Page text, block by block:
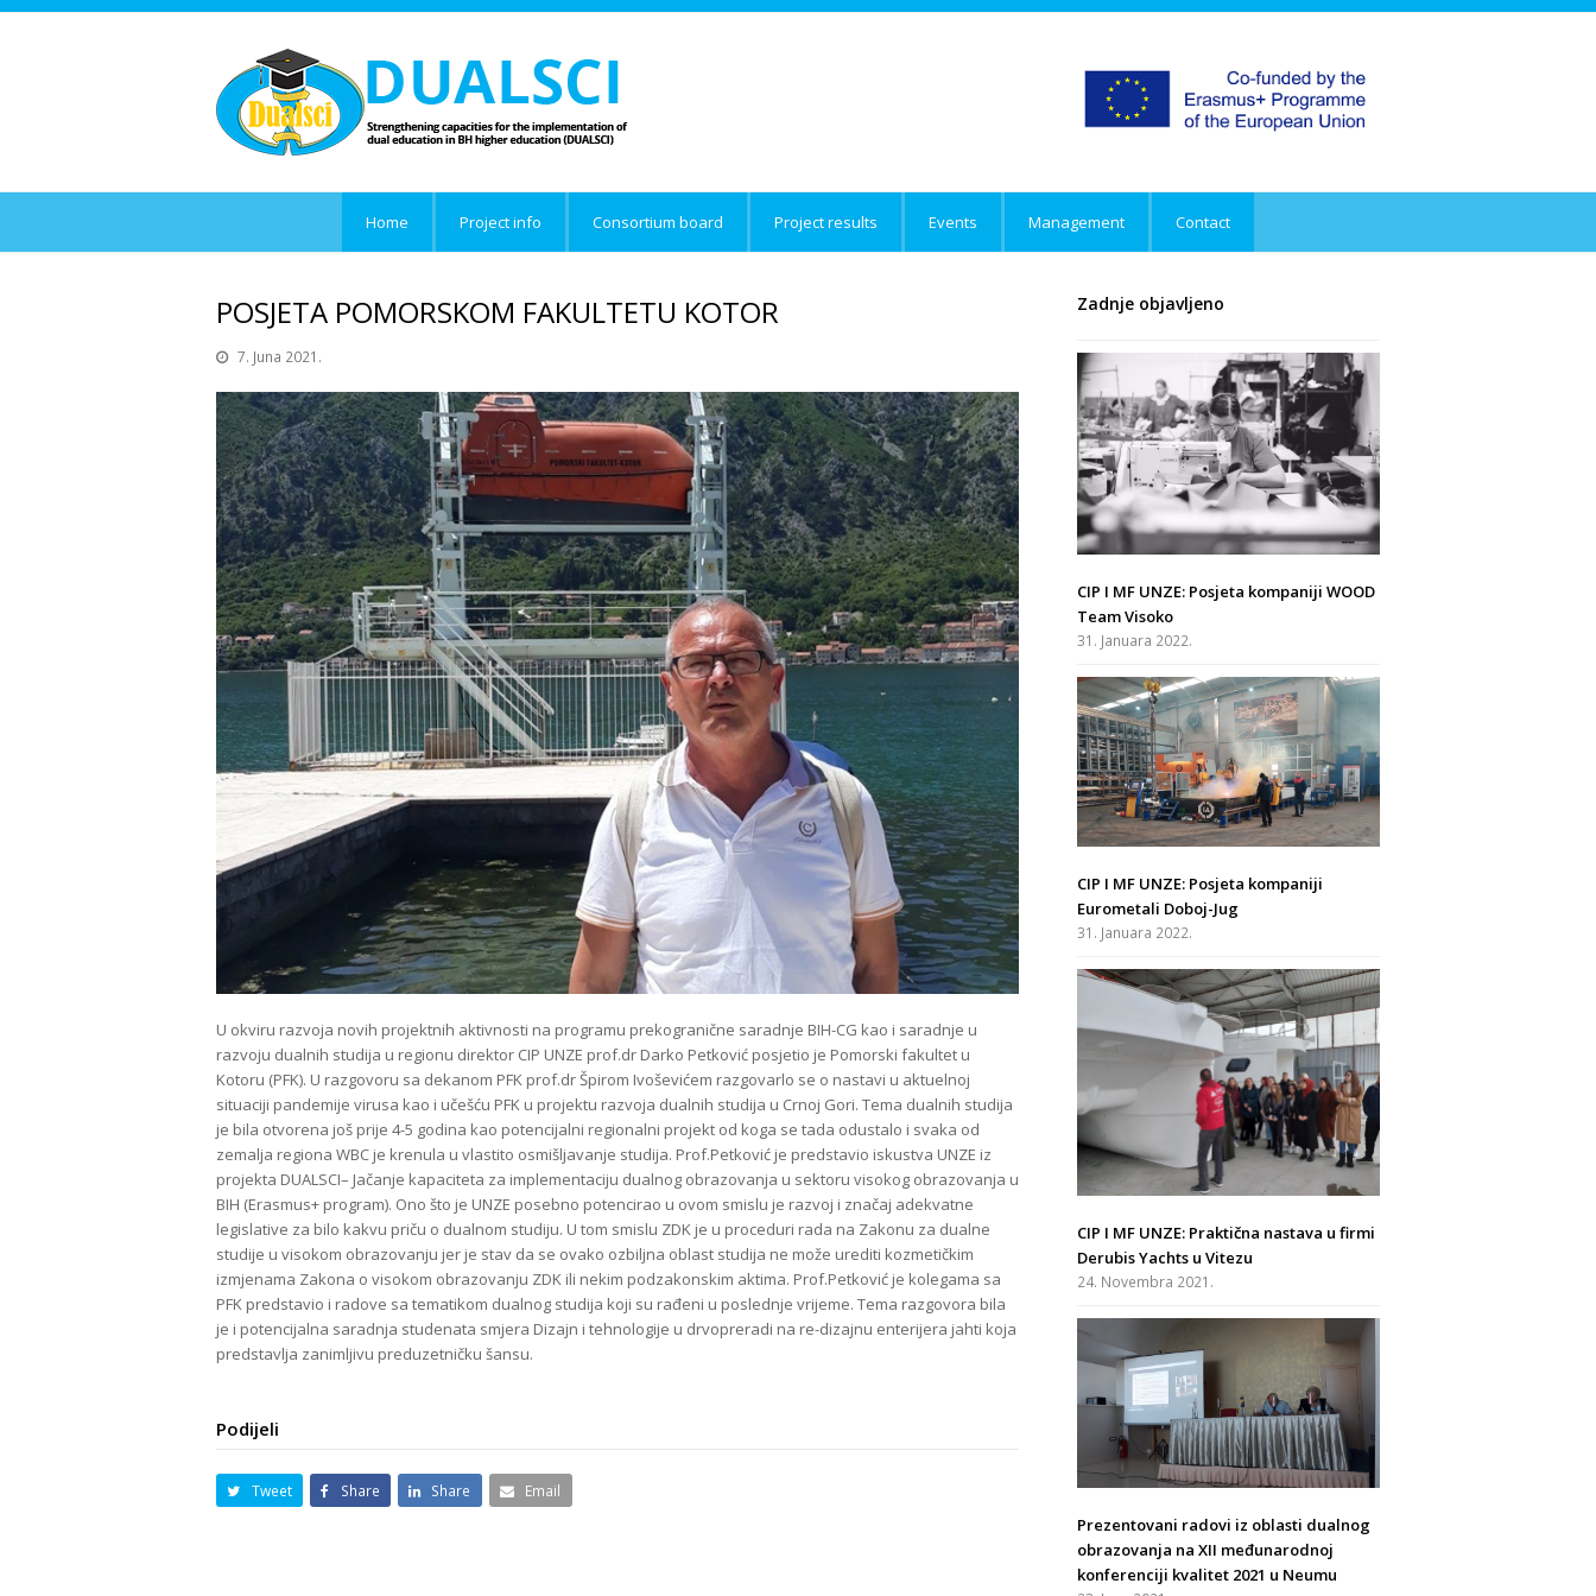
Home Project info Consortium board Project results Events Management Contact
POSJETA POMORSKOM FAKULTETU KOTOR
7. Juna 2021.
U okviru razvoja novih projektnih aktivnosti na programu prekogranične saradnje BIH-CG kao i saradnje u
razvoju dualnih studija u regionu direktor CIP UNZE prof.dr Darko Petković posjetio je Pomorski fakultet u
Kotoru (PFK). U razgovoru sa dekanom PFK prof.dr Špirom Ivoševićem razgovarlo se o nastavi u aktuelnoj
situaciji pandemije virusa kao i učešću PFK u projektu razvoja dualnih studija u Crnoj Gori. Tema dualnih studija
je bila otvorena još prije 4-5 godina kao potencijalni regionalni projekt od koga se tada odustalo i svaka od
zemalja regiona WBC je krenula u vlastito osmišljavanje studija. Prof.Petković je predstavio iskustva UNZE iz
projekta DUALSCI– Jačanje kapaciteta za implementaciju dualnog obrazovanja u sektoru visokog obrazovanja u
BIH (Erasmus+ program). Ono što je UNZE posebno potencirao u ovom smislu je razvoj i značaj adekvatne
legislative za bilo kakvu priču o dualnom studiju. U tom smislu ZDK je u proceduri rada na Zakonu za dualne
studije u visokom obrazovanju jer je stav da se ovako ozbiljna oblast studija ne može urediti kozmetičkim
izmjenama Zakona o visokom obrazovanju ZDK ili nekim podzakonskim aktima. Prof.Petković je kolegama sa
PFK predstavio i radove sa tematikom dualnog studija koji su rađeni u poslednje vrijeme. Tema razgovora bila
je i potencijalna saradnja studenata smjera Dizajn i tehnologije u drvopreradi na re-dizajnu enterijera jahti koja
predstavlja zanimljivu preduzetničku šansu.
Podijeli
Tweet Share Share Email
Zadnje objavljeno
CIP I MF UNZE: Posjeta kompaniji WOOD
Team Visoko
31. Januara 2022.
CIP I MF UNZE: Posjeta kompaniji
Eurometali Doboj-Jug
31. Januara 2022.
CIP I MF UNZE: Praktična nastava u firmi
Derubis Yachts u Vitezu
24. Novembra 2021.
Prezentovani radovi iz oblasti dualnog
obrazovanja na XII međunarodnoj
konferenciji kvalitet 2021 u Neumu